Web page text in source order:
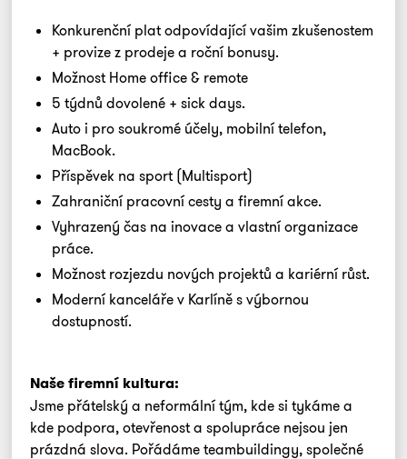
Konkurenční plat odpovídající vašim zkušenostem
+ provize z prodeje a roční bonusy.
Možnost Home office & remote
5 týdnů dovolené + sick days.
Auto i pro soukromé účely, mobilní telefon,
MacBook.
Příspěvek na sport (Multisport)
Zahraniční pracovní cesty a firemní akce.
Vyhrazený čas na inovace a vlastní organizace
práce.
Možnost rozjezdu nových projektů a kariérní růst.
Moderní kanceláře v Karlíně s výbornou
dostupností.
Naše firemní kultura:
Jsme přátelský a neformální tým, kde si tykáme a
kde podpora, otevřenost a spolupráce nejsou jen
prázdná slova. Pořádáme teambuildingy, společné